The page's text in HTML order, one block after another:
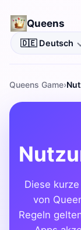
Queens
Sprache
🇩🇪 Deutsch
Queens Game
Diese
von
Regeln